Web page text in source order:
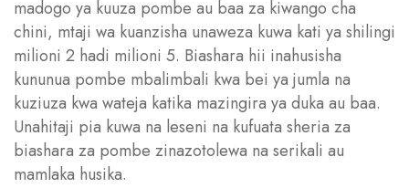
madogo ya kuuza pombe au baa za kiwango cha
chini, mtaji wa kuanzisha unaweza kuwa kati ya shilingi
milioni 2 hadi milioni 5. Biashara hii inahusisha
kununua pombe mbalimbali kwa bei ya jumla na
kuziuza kwa wateja katika mazingira ya duka au baa.
Unahitaji pia kuwa na leseni na kufuata sheria za
biashara za pombe zinazotolewa na serikali au
mamlaka husika.